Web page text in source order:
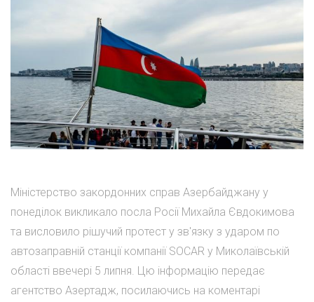
Міністерство закордонних справ Азербайджану у
понеділок викликало посла Росії Михайла Євдокимова
та висловило рішучий протест у зв'язку з ударом по
автозаправній станції компанії SOCAR у Миколаївській
області ввечері 5 липня. Цю інформацію передає
агентство Азертадж, посилаючись на коментарі